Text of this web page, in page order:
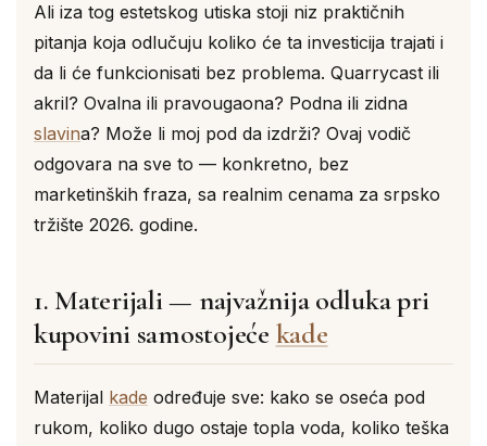
Ali iza tog estetskog utiska stoji niz praktičnih
pitanja koja odlučuju koliko će ta investicija trajati i
da li će funkcionisati bez problema. Quarrycast ili
akril? Ovalna ili pravougaona? Podna ili zidna
slavina? Može li moj pod da izdrži? Ovaj vodič
odgovara na sve to — konkretno, bez
marketinških fraza, sa realnim cenama za srpsko
tržište 2026. godine.
1. Materijali — najvažnija odluka pri
kupovini samostojeće kade
Materijal kade određuje sve: kako se oseća pod
rukom, koliko dugo ostaje topla voda, koliko teška